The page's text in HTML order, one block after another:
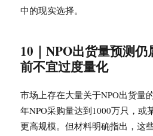
中的现实选择。
10｜NPO出货量预测仍
前不宜过度量化
市场上存在大量关于NPO出货量
年NPO采购量达到1000万只，或
更高规模。但材料明确指出，这